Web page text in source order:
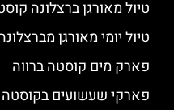
טיול מאורגן ברצלונה
טיול יומי מאורגן
פארק מים קוסטה ברווה
פארקי שעשועים בקוסטה